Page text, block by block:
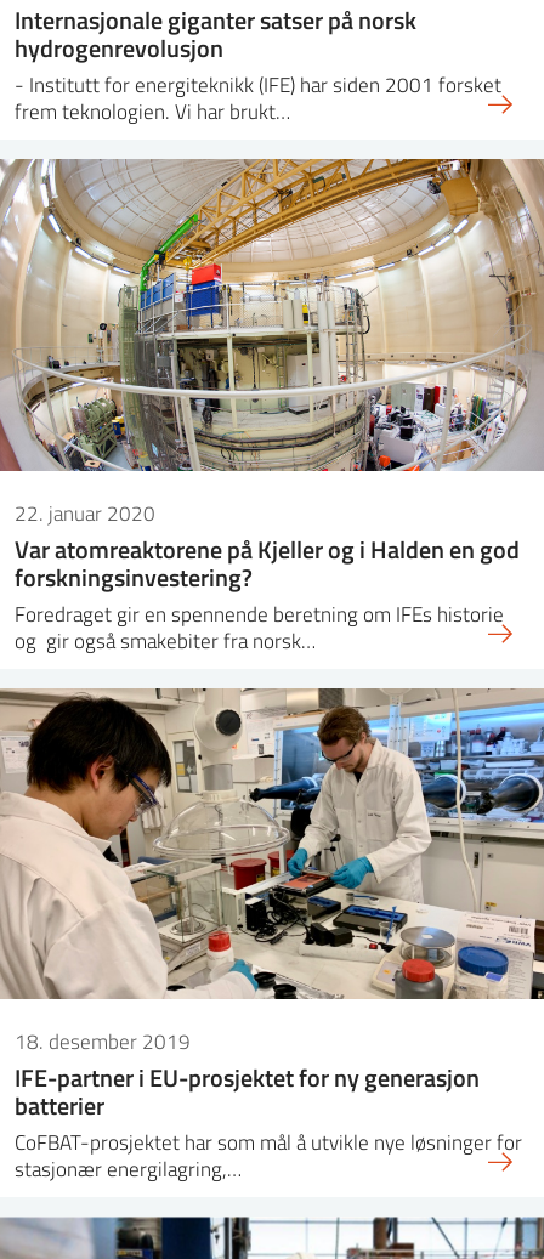
Internasjonale giganter satser på norsk
hydrogenrevolusjon
- Institutt for energiteknikk (IFE) har siden 2001 forsket
frem teknologien. Vi har brukt…
22. januar 2020
Var atomreaktorene på Kjeller og i Halden en god
forskningsinvestering?
Foredraget gir en spennende beretning om IFEs historie
og gir også smakebiter fra norsk…
18. desember 2019
IFE-partner i EU-prosjektet for ny generasjon
batterier
CoFBAT-prosjektet har som mål å utvikle nye løsninger for
stasjonær energilagring,…